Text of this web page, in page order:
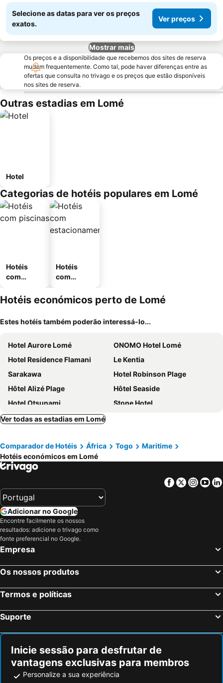
Selecione as datas para ver os preços
exatos.
Ver preços
Mostrar mais
Os preços e a disponibilidade que recebemos dos sites de reserva
mudam frequentemente. Como tal, pode haver diferenças entre as
ofertas que consulta no trivago e os preços que estão disponíveis
nos sites de reserva.
Outras estadias em Lomé
Hotel
Categorias de hotéis populares em Lomé
Hotéis
com
Hotéis
com
mento
Hotéis económicos perto de Lomé
Estes hotéis também poderão interessá-lo...
Hotel Aurore Lomé
ONOMO Hotel Lomé
Hotel Residence Flamani
Le Kentia
Sarakawa
Hotel Robinson Plage
Hôtel Alizé Plage
Hôtel Seaside
Hotel Otsunami
Stone Hotel
Appart MRode Djidjole
Ver todas as estadias em Lomé
Comparador de Hotéis África Togo
Maritime
Hotéis económicos em Lomé
Facebook
Twitter
Adicionar no Google
Encontre facilmente os nossos
resultados: adicione o trivago como
fonte preferencial no Google.
Empresa
Os nossos produtos
Termos e políticas
Suporte
Inicie sessão para desfrutar de
vantagens exclusivas para membros
Personalize a sua experiência